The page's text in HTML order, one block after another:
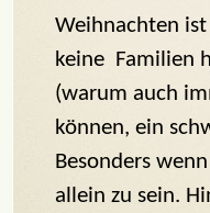
Weihnachten
keine Familien
(warum auch
können, ein
Besonders
allein zu sein.